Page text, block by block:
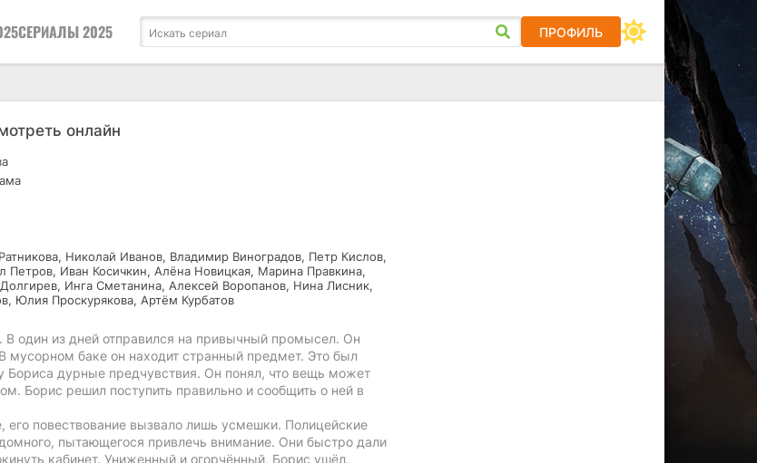
СЕРИАЛЫ 2025 ПРОФИЛЬ
онлайн
Николай Иванов, Владимир Виноградов, Петр Кислов,
Петров, Иван Косичкин, Алёна Новицкая, Марина Правкина,
Инга Сметанина, Алексей Воропанов, Нина Лисник,
Юлия Проскурякова, Артём Курбатов
один из дней отправился на привычный промысел. Он
мусорном баке он находит странный предмет. Это был
дурные предчувствия. Он понял, что вещь может
Борис решил поступить правильно и сообщить о ней в
его повествование вызвало лишь усмешки. Полицейские
пытающегося привлечь внимание. Они быстро дали
кабинет. Униженный и огорчённый, Борис ушёл.